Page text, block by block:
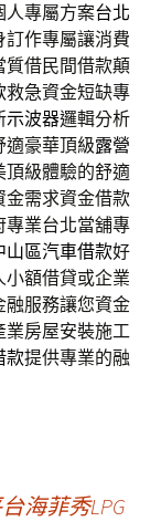
人專屬方案台北
作專屬讓消費
質借民間借款顛
救急資金短缺專
示波器邏輯分析
適豪華頂級露營
頂級體驗的舒適
金需求資金借款
專業台北當舖專
山區汽車借款好
額借貸或企業
融服務讓您資金
業房屋安裝施工
款提供專業的融
海菲秀LPG